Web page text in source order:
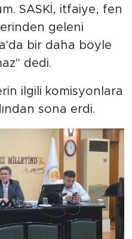
SASKİ, itfaiye, fen
geleni
bir daha böyle
dedi.
ilgili komisyonlara
sona erdi.